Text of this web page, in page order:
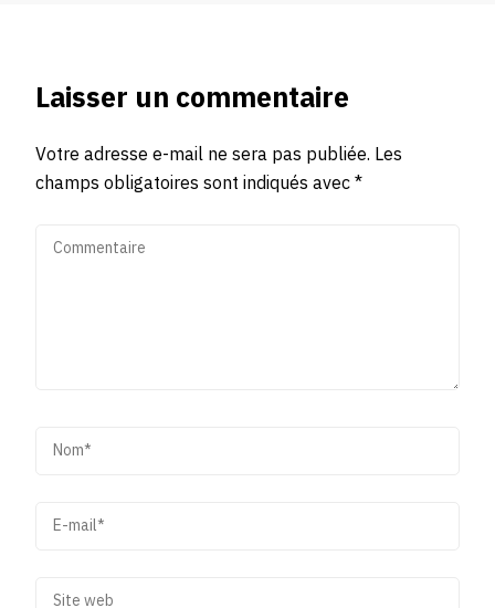
Laisser un commentaire
Votre adresse e-mail ne sera pas publiée. Les
champs obligatoires sont indiqués avec*